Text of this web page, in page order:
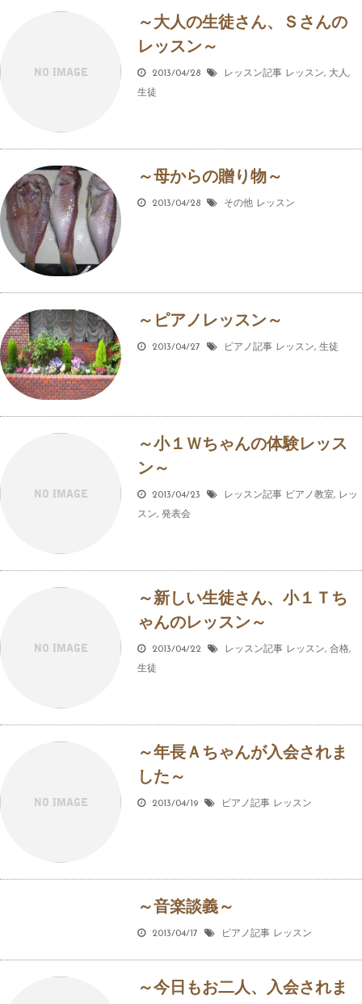
～大人の生徒さん、Ｓさんの
レッスン～
2013/04/28 レッスン記事 レッスン, 大人,
生徒
～母からの贈り物～
2013/04/28 その他 レッスン
～ピアノレッスン～
2013/04/27 ピアノ記事 レッスン, 生徒
～小１Ｗちゃんの体験レッス
ン～
2013/04/23 レッスン記事 ピアノ教室, レッ
スン, 発表会
～新しい生徒さん、小１Ｔち
ゃんのレッスン～
2013/04/22 レッスン記事 レッスン, 合格,
生徒
～年長Ａちゃんが入会されま
した～
2013/04/19 ピアノ記事 レッスン
～音楽談義～
2013/04/17 ピアノ記事 レッスン
～今日もお二人、入会されま